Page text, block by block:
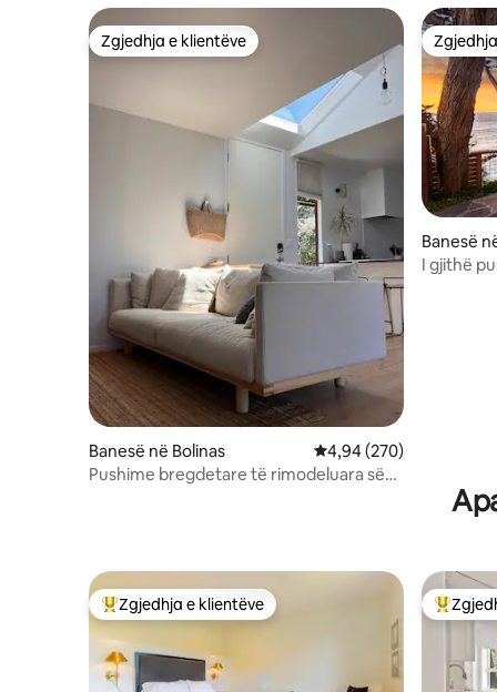
Zgjedhja e klientëve
Zgjedhja e klientëve
Banesë në Bolinas Vlerësimi mesatar 4,94
4,94 (270)
Pushime bregdetare të rimodeluara së
Banesë
I gjithë
Më të mirat e zgjedhjeve të klientëve
Zgjedhja e klientëve Më të